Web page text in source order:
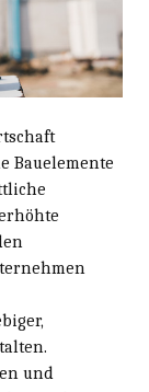
Bauelemente
und